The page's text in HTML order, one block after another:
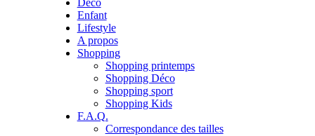
Enfant
Lifestyle
A propos
Shopping
Shopping printemps
Shopping Déco
Shopping sport
Shopping Kids
F.A.Q.
Correspondance des tailles